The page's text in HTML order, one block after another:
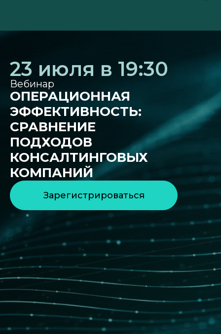
23 июля в 19:30
Вебинар
ОПЕРАЦИОННАЯ
ЭФФЕКТИВНОСТЬ:
СРАВНЕНИЕ
ПОДХОДОВ
КОНСАЛТИНГОВЫХ
КОМПАНИЙ
Зарегистрироваться